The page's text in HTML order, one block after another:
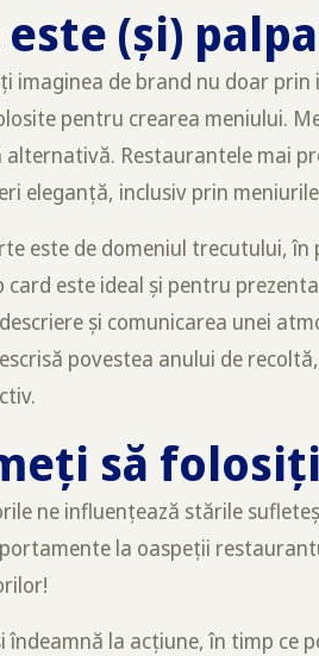
(și)
imaginea de brand nu doar
pentru crearea meniului.
alternativă. Restaurantele mai
eleganță, inclusiv prin
este de domeniul trecutului,
card este ideal și pentru
și comunicarea unei
povestea anului de
să
ne influențează stările
la oaspeții
îndeamnă la acțiune, în timp